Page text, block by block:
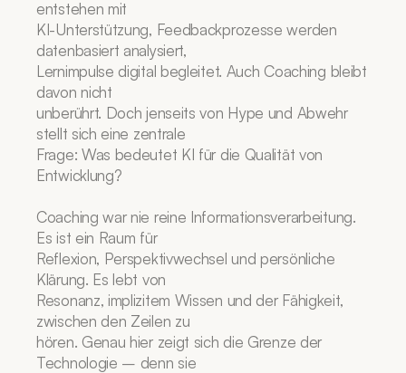
entstehen mit
KI-Unterstützung, Feedbackprozesse werden
datenbasiert analysiert,
Lernimpulse digital begleitet. Auch Coaching bleibt
davon nicht
unberührt. Doch jenseits von Hype und Abwehr
stellt sich eine zentrale
Frage: Was bedeutet KI für die Qualität von
Entwicklung?
Coaching war nie reine Informationsverarbeitung.
Es ist ein Raum für
Reflexion, Perspektivwechsel und persönliche
Klärung. Es lebt von
Resonanz, implizitem Wissen und der Fähigkeit,
zwischen den Zeilen zu
hören. Genau hier zeigt sich die Grenze der
Technologie – denn sie